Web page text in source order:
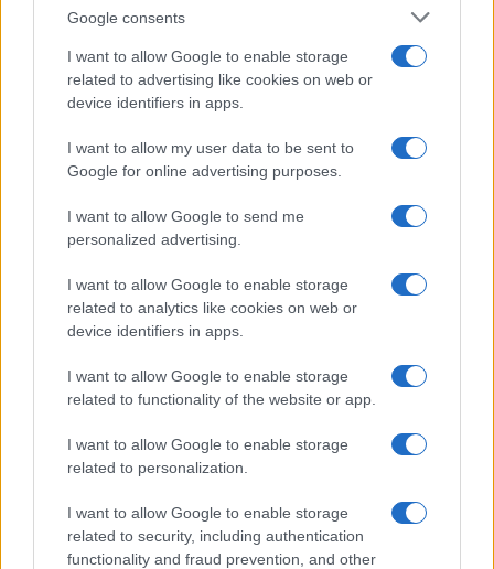
Google consents
I want to allow Google to enable storage
related to advertising like cookies on web or
device identifiers in apps.
I want to allow my user data to be sent to
Google for online advertising purposes.
I want to allow Google to send me
personalized advertising.
I want to allow Google to enable storage
related to analytics like cookies on web or
device identifiers in apps.
I want to allow Google to enable storage
related to functionality of the website or app.
I want to allow Google to enable storage
related to personalization.
I want to allow Google to enable storage
related to security, including authentication
functionality and fraud prevention, and other
Θρίλερ στη Λειψία: Το drone δίπλα σε ουκρανικό
αεροσκάφος είχε εκρηκτική συσκευή – Υποψίες
για Ρώσους πράκτορες
ΚΟΣΜΟΣ